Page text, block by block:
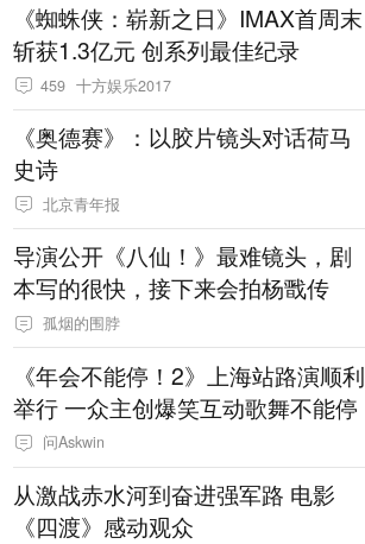
《蜘蛛侠：崭新之日》IMAX首周末
斩获1.3亿元 创系列最佳纪录
459 十方娱乐2017
《奥德赛》：以胶片镜头对话荷马
史诗
北京青年报
导演公开《八仙！》最难镜头，剧
本写的很快，接下来会拍杨戬传
孤烟的围脖
《年会不能停！2》上海站路演顺利
举行 一众主创爆笑互动歌舞不能停
问Askwin
从激战赤水河到奋进强军路 电影
《四渡》感动观众